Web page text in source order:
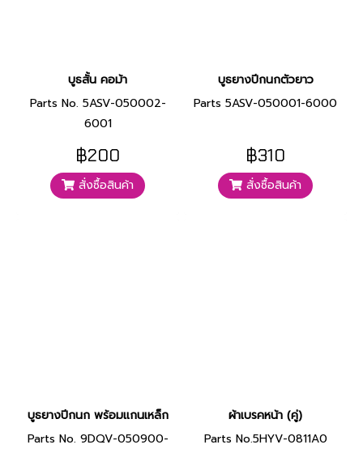
บูธสั้น คอม้า
Parts No. 5ASV-050002-
6001
฿200
สั่งซื้อสินค้า
บูธยางปีกนกตัวยาว
Parts 5ASV-050001-6000
฿310
สั่งซื้อสินค้า
บูธยางปีกนก พร้อมแกนเหล็ก
Parts No. 9DQV-050900-
ผ้าเบรคหน้า (คู่)
Parts No.5HYV-0811A0